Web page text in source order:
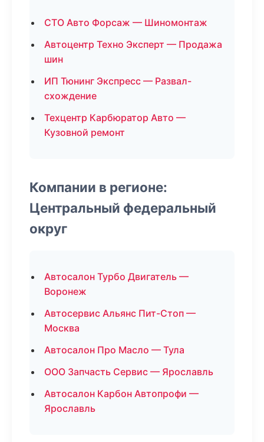
СТО Авто Форсаж — Шиномонтаж
Автоцентр Техно Эксперт — Продажа
шин
ИП Тюнинг Экспресс — Развал-
схождение
Техцентр Карбюратор Авто —
Кузовной ремонт
Компании в регионе:
Центральный федеральный
округ
Автосалон Турбо Двигатель —
Воронеж
Автосервис Альянс Пит-Стоп —
Москва
Автосалон Про Масло — Тула
ООО Запчасть Сервис — Ярославль
Автосалон Карбон Автопрофи —
Ярославль